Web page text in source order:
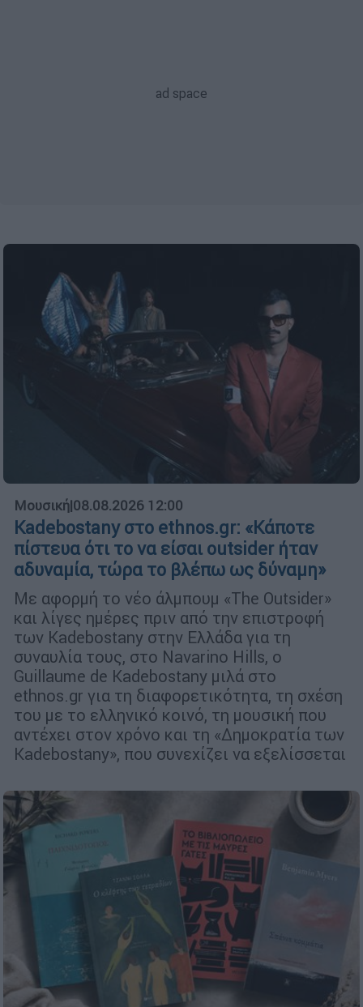
Μουσική|08.08.2026 12:00
Kadebostany στο ethnos.gr: «Κάποτε
πίστευα ότι το να είσαι outsider ήταν
αδυναμία, τώρα το βλέπω ως δύναμη»
Με αφορμή το νέο άλμπουμ «The Outsider»
και λίγες ημέρες πριν από την επιστροφή
των Kadebostany στην Ελλάδα για τη
συναυλία τους, στο Navarino Hills, ο
Guillaume de Kadebostany μιλά στο
ethnos.gr για τη διαφορετικότητα, τη σχέση
του με το ελληνικό κοινό, τη μουσική που
αντέχει στον χρόνο και τη «Δημοκρατία των
Kadebostany», που συνεχίζει να εξελίσσεται